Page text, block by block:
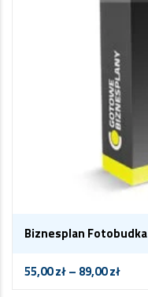
Biznesplan Fotobudka
55,00zł– 89,00zł